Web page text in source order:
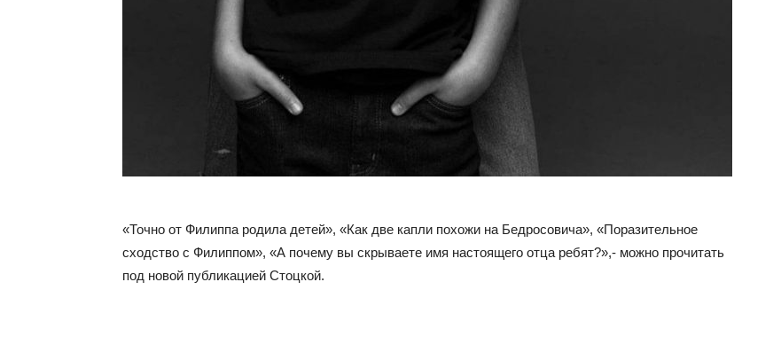
«Точно от Филиппа родила детей», «Как две капли похожи на Бедросовича», «Поразительное
сходство с Филиппом», «А почему вы скрываете имя настоящего отца ребят?»,- можно прочитать
под новой публикацией Стоцкой.